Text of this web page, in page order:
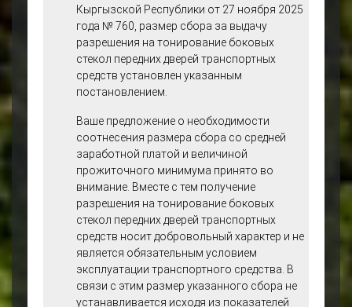
Кыргызской Республики от 27 ноября 2025
года № 760, размер сбора за выдачу
разрешения на тонирование боковых
стекол передних дверей транспортных
средств установлен указанным
постановлением.
Ваше предложение о необходимости
соотнесения размера сбора со средней
заработной платой и величиной
прожиточного минимума принято во
внимание. Вместе с тем получение
разрешения на тонирование боковых
стекол передних дверей транспортных
средств носит добровольный характер и не
является обязательным условием
эксплуатации транспортного средства. В
связи с этим размер указанного сбора не
устанавливается исходя из показателей